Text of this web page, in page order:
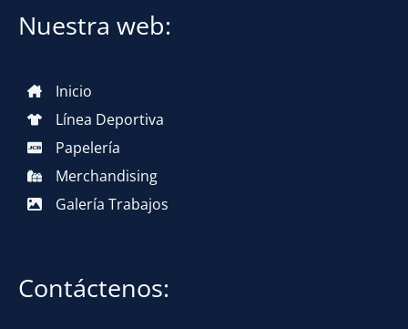
Nuestra web:
Inicio
Línea Deportiva
Papelería
Merchandising
Galería Trabajos
Contáctenos: